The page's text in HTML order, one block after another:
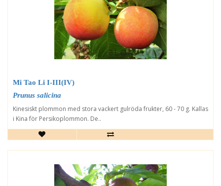
Mi Tao Li I-III(IV)
Prunus salicina
Kinesiskt plommon med stora vackert gulröda frukter, 60 - 70 g. Kallas
i Kina för Persikoplommon. De..